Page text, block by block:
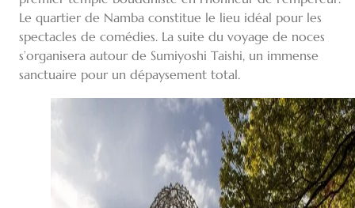
Le quartier de Namba constitue le lieu idéal pour les
spectacles de comédies. La suite du voyage de noces
s’organisera autour de Sumiyoshi Taishi, un immense
sanctuaire pour un dépaysement total.